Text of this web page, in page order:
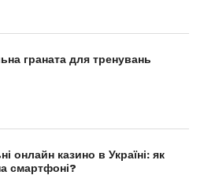
граната для тренувань
онлайн казино в Україні: як
смартфоні?